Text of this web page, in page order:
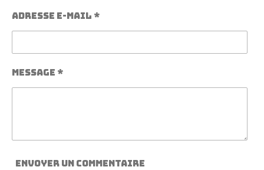
Adresse e-mail *
Message *
Envoyer un commentaire